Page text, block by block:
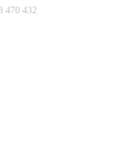
470 432